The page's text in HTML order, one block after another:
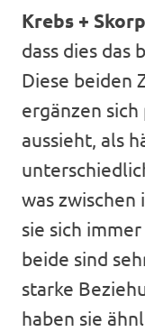
Krebs +
dass dies das
Diese beiden
ergänzen
aussieht, als
was zwischen
sie sich
beide sind
starke
haben sie